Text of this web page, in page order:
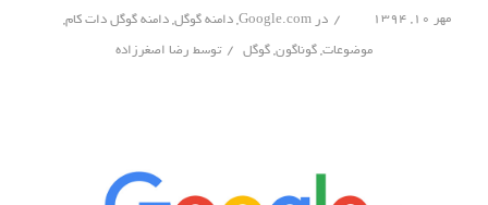
مهر ۱۰, ۱۳۹۴ / در Google.com
,دامنه گوگل,دامنه گوگل دات کام,
موضوعات,گوناگون,گوگل / توسط رضا اصغرزاده